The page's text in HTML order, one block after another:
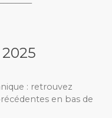
: retrouvez
en bas de